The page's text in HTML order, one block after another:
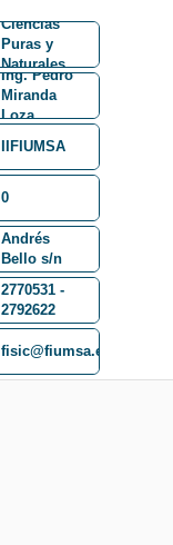
Ciencias
Puras y
Naturales
FCPN
Ing. Pedro
Miranda
Loza
IIFIUMSA
0
Calle 27 y
Andrés
Bello s/n
Cota Cota
2770531 -
2792622
fisic@fiumsa.edu.bo